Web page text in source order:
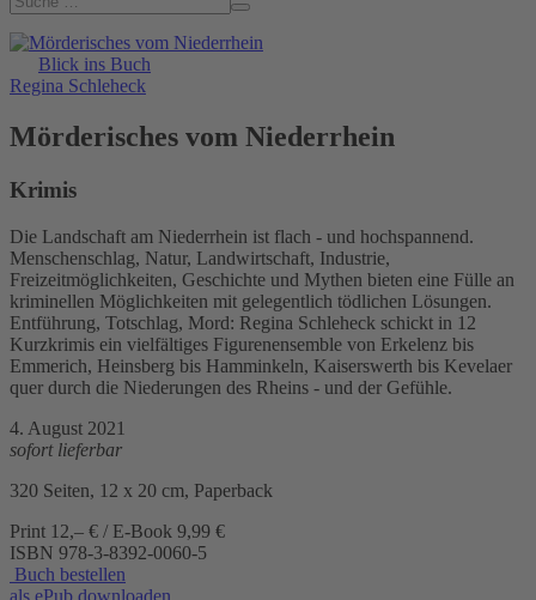
Blick ins Buch
Regina Schleheck
Mörderisches vom Niederrhein
Krimis
Die Landschaft am Niederrhein ist flach - und hochspannend.
Menschenschlag, Natur, Landwirtschaft, Industrie,
Freizeitmöglichkeiten, Geschichte und Mythen bieten eine Fülle an
kriminellen Möglichkeiten mit gelegentlich tödlichen Lösungen.
Entführung, Totschlag, Mord: Regina Schleheck schickt in 12
Kurzkrimis ein vielfältiges Figurenensemble von Erkelenz bis
Emmerich, Heinsberg bis Hamminkeln, Kaiserswerth bis Kevelaer
quer durch die Niederungen des Rheins - und der Gefühle.
4. August 2021
sofort lieferbar
320 Seiten, 12 x 20 cm, Paperback
Print 12,– € / E-Book 9,99 €
ISBN 978-3-8392-0060-5
Buch bestellen
als ePub downloaden